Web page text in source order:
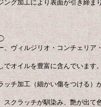
ング加工により表面が引き締ま
、ヴィルジリオ・コンチェリア
でオイルを豊富に含んでいます。
ッチ加工（細かい傷をつける）
スクラッチが馴染み、艶が出て